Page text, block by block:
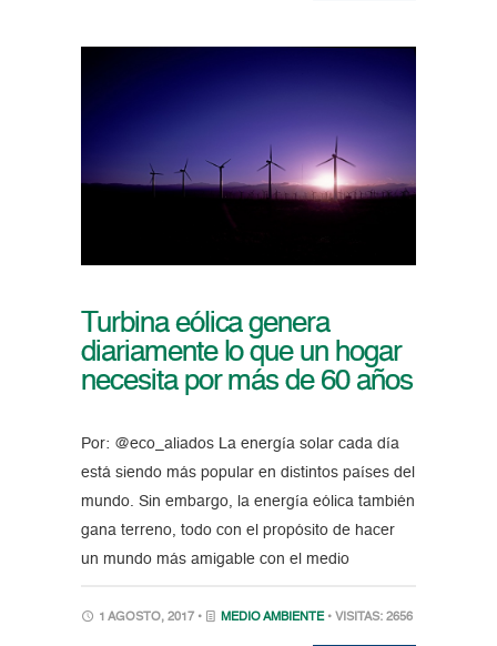
Turbina eólica genera
diariamente lo que un hogar
necesita por más de 60 años
Por: @eco_aliados La energía solar cada día
está siendo más popular en distintos países del
mundo. Sin embargo, la energía eólica también
gana terreno, todo con el propósito de hacer
un mundo más amigable con el medio
1 AGOSTO, 2017 • MEDIO AMBIENTE • VISITAS: 2656